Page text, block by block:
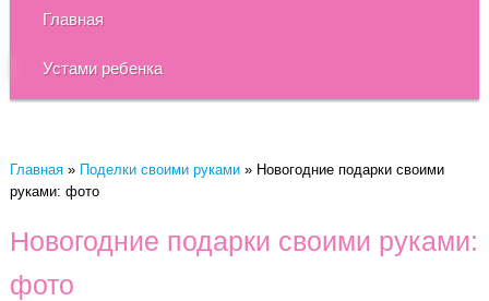
Главная
Устами ребенка
Главная» Поделки своими руками» Новогодние подарки своими
руками: фото
Новогодние подарки своими руками:
фото